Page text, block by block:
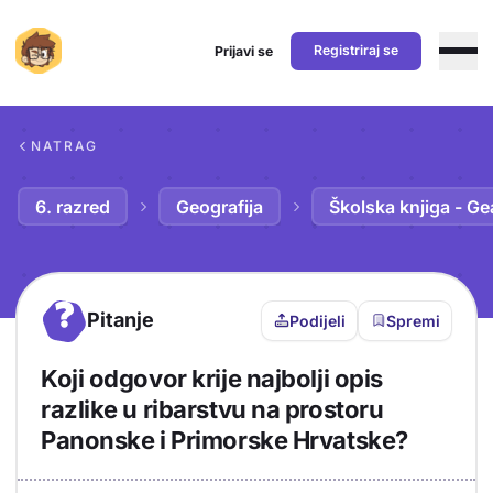
Prijavi se Registriraj se
NATRAG
6. razred Geografija Školska knjiga -
? Pitanje Podijeli Spremi
Koji odgovor krije najbolji opis
razlike u ribarstvu na prostoru
Panonske i Primorske Hrvatske?